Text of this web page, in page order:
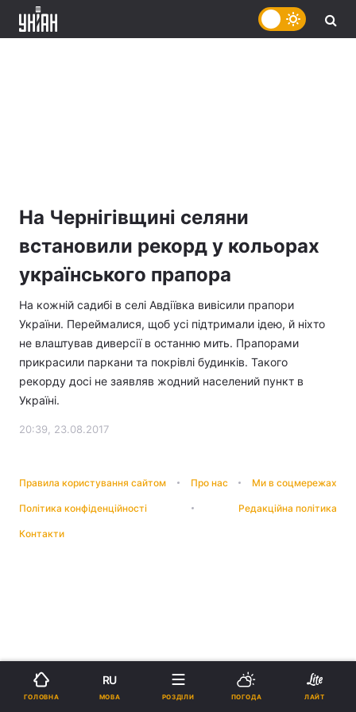
На Чернігівщині селяни
встановили рекорд у кольорах
українського прапора
На кожній садибі в селі Авдіївка вивісили прапори
України. Переймалися, щоб усі підтримали ідею, й ніхто
не влаштував диверсії в останню мить. Прапорами
прикрасили паркани та покрівлі будинків. Такого
рекорду досі не заявляв жодний населений пункт в
Україні.
20:39, 23.08.2017
Правила користування сайтом Про нас Ми в соцмережах
Політика конфіденційності Редакційна політика
Контакти
ГОЛОВНА
RU
МОВА РОЗДІЛИ ПОГОДА ЛАЙТ